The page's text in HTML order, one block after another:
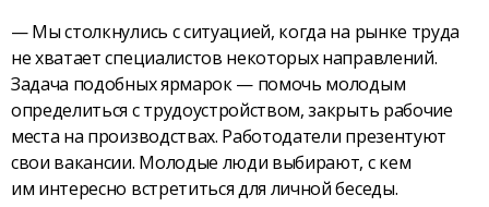
— Мы столкнулись с ситуацией, когда на рынке труда
не хватает специалистов некоторых направлений.
Задача подобных ярмарок — помочь молодым
определиться с трудоустройством, закрыть рабочие
места на производствах. Работодатели презентуют
свои вакансии. Молодые люди выбирают, с кем
им интересно встретиться для личной беседы.